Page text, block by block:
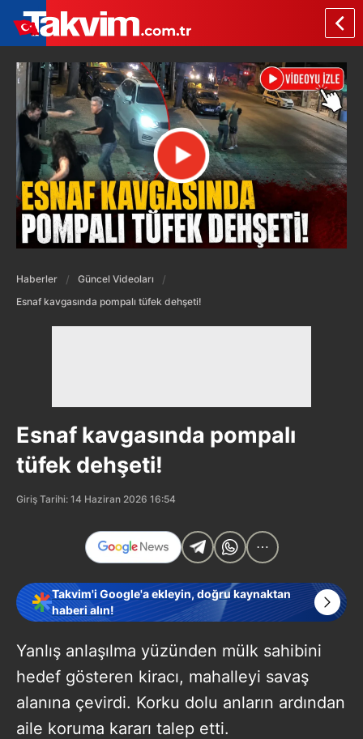
Haberler
Güncel Videoları
Esnaf kavgasında pompalı tüfek dehşeti!
Esnaf kavgasında pompalı
tüfek dehşeti!
Giriş Tarihi: 14 Haziran 2026 16:54
Takvim'i Google'a ekleyin, doğru kaynaktan
haberi alın!
Yanlış anlaşılma yüzünden mülk sahibini
hedef gösteren kiracı, mahalleyi savaş
alanına çevirdi. Korku dolu anların ardından
aile koruma kararı talep etti.